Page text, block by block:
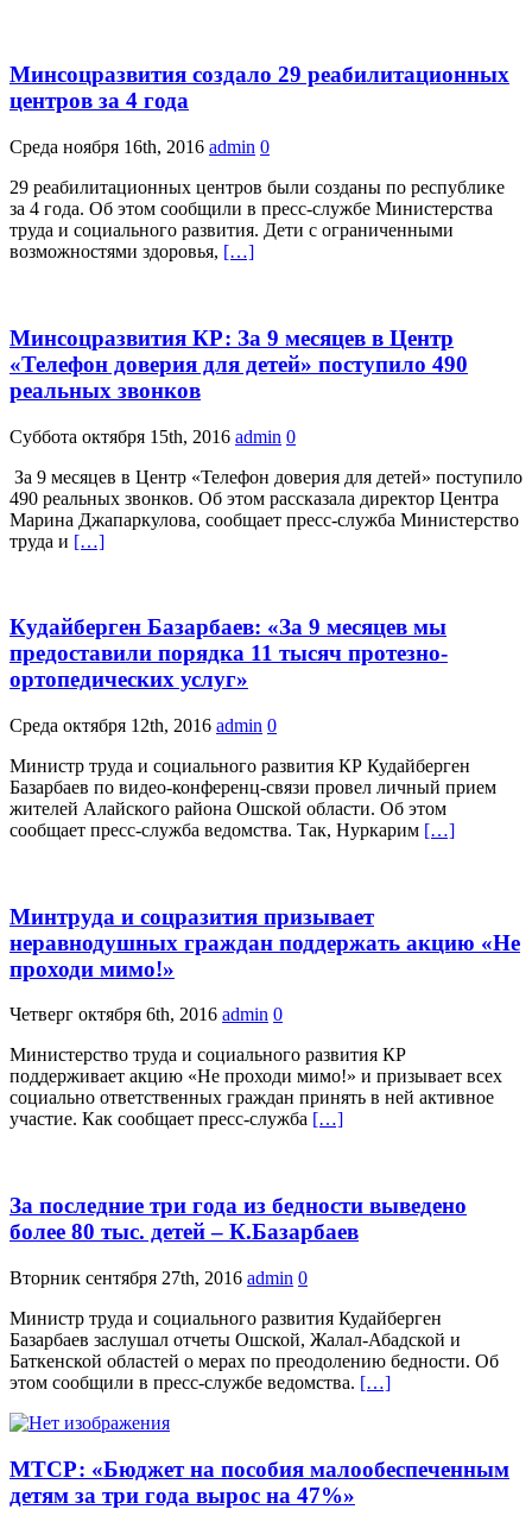
Минсоцразвития создало 29 реабилитационных
центров за 4 года
Среда ноября 16th, 2016 admin 0
29 реабилитационных центров были созданы по республике
за 4 года. Об этом сообщили в пресс-службе Министерства
труда и социального развития. Дети с ограниченными
возможностями здоровья, […]
Минсоцразвития КР: За 9 месяцев в Центр
«Телефон доверия для детей» поступило 490
реальных звонков
Суббота октября 15th, 2016 admin 0
За 9 месяцев в Центр «Телефон доверия для детей» поступило
490 реальных звонков. Об этом рассказала директор Центра
Марина Джапаркулова, сообщает пресс-служба Министерство
труда и […]
Кудайберген Базарбаев: «За 9 месяцев мы
предоставили порядка 11 тысяч протезно-
ортопедических услуг»
Среда октября 12th, 2016 admin 0
Министр труда и социального развития КР Кудайберген
Базарбаев по видео-конференц-связи провел личный прием
жителей Алайского района Ошской области. Об этом
сообщает пресс-служба ведомства. Так, Нуркарим […]
Минтруда и соцразития призывает
неравнодушных граждан поддержать акцию «Не
проходи мимо!»
Четверг октября 6th, 2016 admin 0
Министерство труда и социального развития КР
поддерживает акцию «Не проходи мимо!» и призывает всех
социально ответственных граждан принять в ней активное
участие. Как сообщает пресс-служба […]
За последние три года из бедности выведено
более 80 тыс. детей – К.Базарбаев
Вторник сентября 27th, 2016 admin 0
Министр труда и социального развития Кудайберген
Базарбаев заслушал отчеты Ошской, Жалал-Абадской и
Баткенской областей о мерах по преодолению бедности. Об
этом сообщили в пресс-службе ведомства. […]
МТСР: «Бюджет на пособия малообеспеченным
детям за три года вырос на 47%»